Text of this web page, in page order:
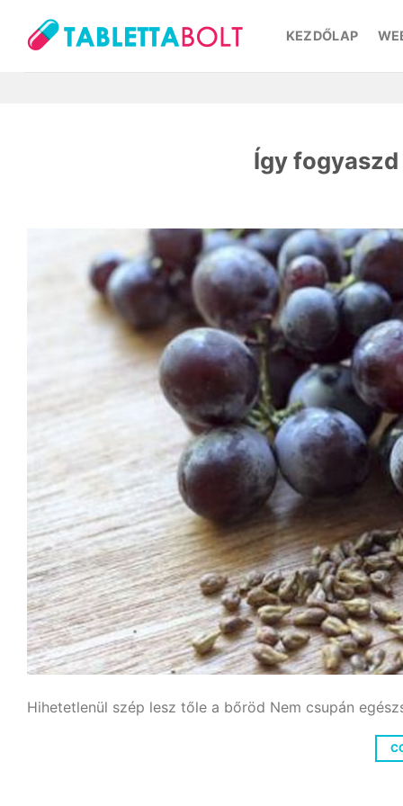
content
KEZDŐLAP
Így
Hihetetlenül szép lesz tőle a bőröd Nem csupán